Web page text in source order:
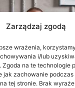
Zarządzaj zgodą
wrażenia,
i/lub
na te technologie
jak zachowanie
tej stronie. Brak